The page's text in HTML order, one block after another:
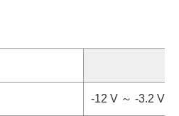
-12 V ～ -3.2 V (-